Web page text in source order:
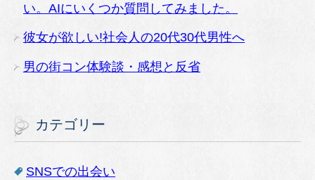
い。AIにいくつか質問してみました。
彼女が欲しい!社会人の20代30代男性へ
男の街コン体験談・感想と反省
カテゴリー
SNSでの出会い